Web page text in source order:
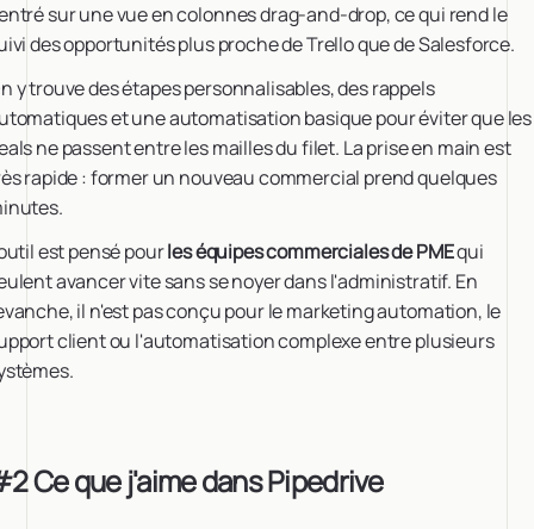
sur une vue en colonnes drag-and-drop, ce qui rend le
des opportunités plus proche de Trello que de Salesforce.
y trouve des étapes personnalisables, des rappels
et une automatisation basique pour éviter que les
ne passent entre les mailles du filet. La prise en main est
rapide : former un nouveau commercial prend quelques
est pensé pourles équipes commerciales de PMEqui
avancer vite sans se noyer dans l'administratif. En
il n'est pas conçu pour le marketing automation, le
client ou l'automatisation complexe entre plusieurs
Ce que j'aime dans Pipedrive